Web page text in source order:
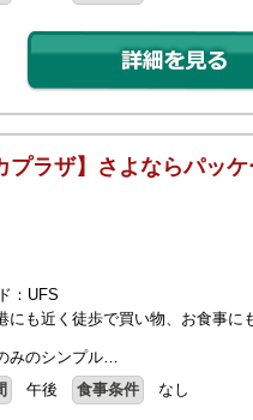
プラザ】さよならパッ
：UFS
にも近く徒歩で買い物、お食事に
みのシンプル…
午後 食事条件 なし